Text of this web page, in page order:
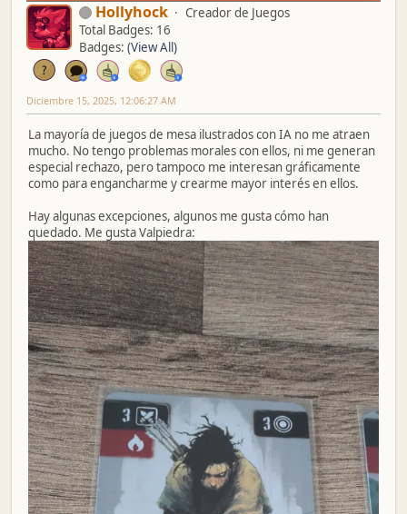
Hollyhock
Creador de Juegos
Total Badges: 16
Badges: (View All)
Diciembre 15, 2025, 12:06:27 AM
La mayoría de juegos de mesa ilustrados con IA no me atraen
mucho. No tengo problemas morales con ellos, ni me generan
especial rechazo, pero tampoco me interesan gráficamente
como para engancharme y crearme mayor interés en ellos.
Hay algunas excepciones, algunos me gusta cómo han
quedado. Me gusta Valpiedra: